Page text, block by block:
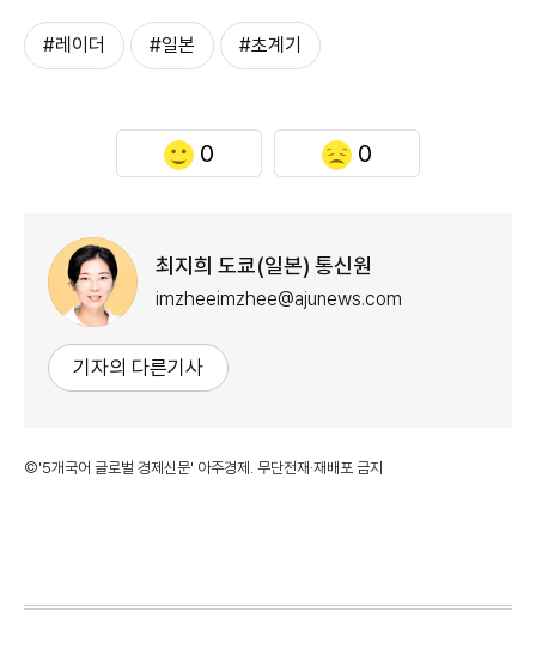
#레이더 #일본 #초계기
0 0
최지희 도쿄(일본) 통신원
imzheeimzhee@ajunews.com
기자의 다른기사
©'5개국어 글로벌 경제신문' 아주경제. 무단전재·재배포 금지